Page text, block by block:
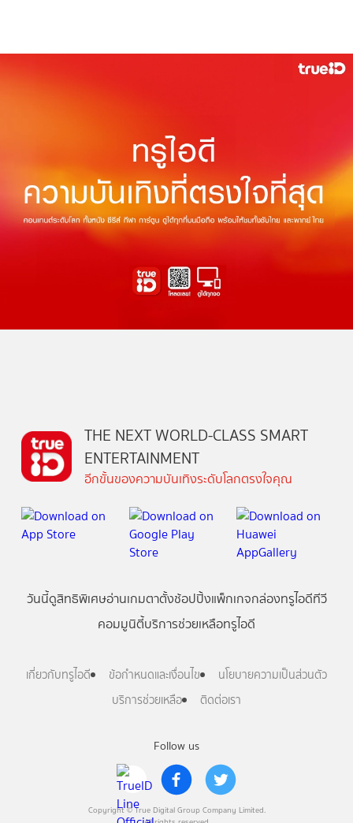
Follow us
Copyright © True Digital Group Company Limited.
THE NEXT WORLD-CLASS SMART
ENTERTAINMENT
อีกขั้นของความบันเทิงระดับโลกตรงใจคุณ
วันนี้ดูสิทธิพิเศษอ่านเกมตาตั้งช้อปปิ้งแพ็กเกจกล่องทรูไอดีทีวี
คอมมูนิตี้บริการช่วยเหลือทรูไอดี
เกี่ยวกับทรูไอดี ข้อกำหนดและเงื่อนไข
นโยบายความเป็นส่วนตัว
บริการช่วยเหลือ
ติดต่อเรา